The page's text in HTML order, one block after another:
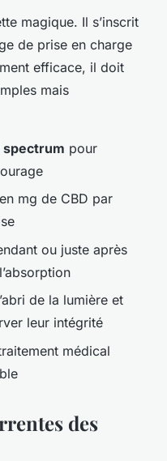
magique. Il s’inscrit
de prise en charge
efficace, il doit
mais
spectrum pour
mg de CBD par
ou juste après
de la lumière et
leur intégrité
médical
des